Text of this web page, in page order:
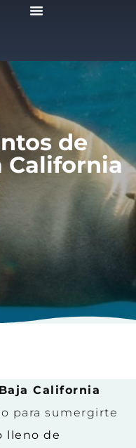
de
California
Baja California
para sumergirte
lleno de